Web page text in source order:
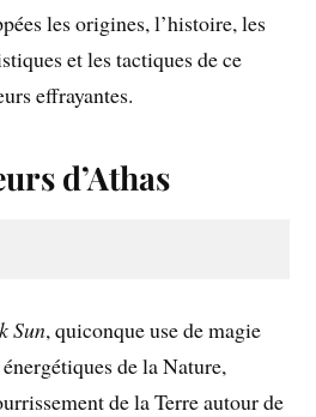
les origines, l’histoire, les
et les tactiques de ce
effrayantes.
d’Athas
Sun, quiconque use de magie
de la Nature,
de la Terre autour de